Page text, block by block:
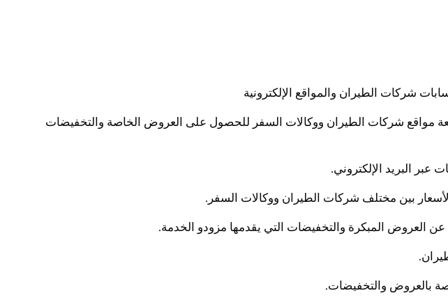
شركات الطيران والمواقع الإلكترونية
مواقع شركات الطيران ووكالات السفر للحصول على العروض الخاصة والتخفيضات
البريد الإلكتروني.
بين مختلف شركات الطيران ووكالات السفر.
العروض المبكرة والتخفيضات التي يقدمها مزودو الخدمة.
بالعروض والتخفيضات.